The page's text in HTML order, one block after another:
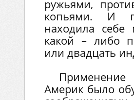
ружьями,
копьями. И
находила себе
какой – либо
или двадцать
Америк было